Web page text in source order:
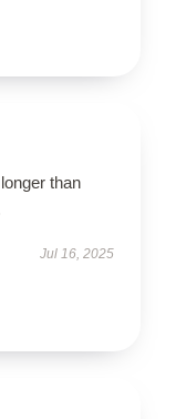
than
Jul 16, 2025